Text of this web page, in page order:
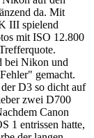
da. Mit
III spielend
mit ISO 12.800
bei Nikon und
gemacht.
D3 so dicht auf
zwei D700
Canon
1 entrissen hatte,